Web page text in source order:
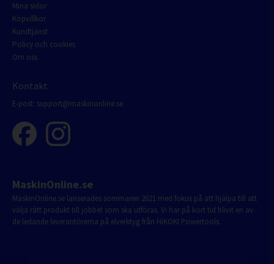
Mina sidor
Köpvillkor
Kundtjänst
Policy och cookies
Om oss
Kontakt
E-post: support@maskinonline.se
MaskinOnline.se
MaskinOnline.se lanserades sommaren 2021 med fokus på att hjälpa till att
välja rätt produkt till jobbet som ska utföras. Vi har på kort tid blivit en av
de ledande leverantörerna på elverktyg från HiKOKI Powertools.